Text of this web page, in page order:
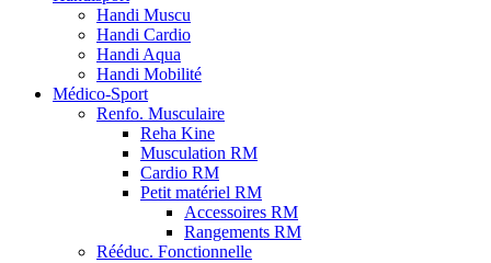
Handi Muscu
Handi Cardio
Handi Aqua
Handi Mobilité
Médico-Sport
Renfo. Musculaire
Reha Kine
Musculation RM
Cardio RM
Petit matériel RM
Accessoires RM
Rangements RM
Rééduc. Fonctionnelle